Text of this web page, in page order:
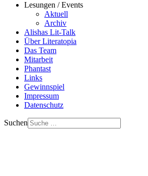
Lesungen / Events
Aktuell
Archiv
Alishas Lit-Talk
Über Literatopia
Das Team
Mitarbeit
Phantast
Links
Gewinnspiel
Impressum
Datenschutz
Suchen